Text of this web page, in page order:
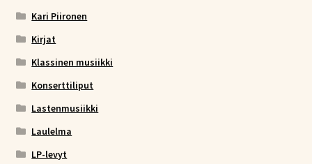
Kari Piironen
Kirjat
Klassinen musiikki
Konserttiliput
Lastenmusiikki
Laulelma
LP-levyt